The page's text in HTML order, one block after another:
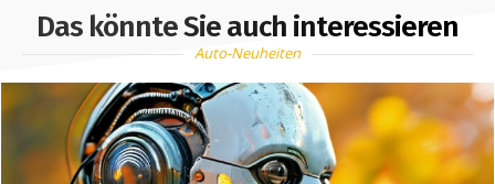
Das könnte Sie auch interessieren
Auto-Neuheiten